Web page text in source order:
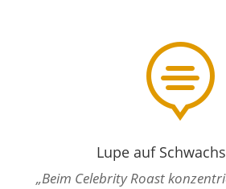

Lupe auf
„Beim Celebrity Roast